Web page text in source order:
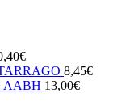
€
8,45€
ΛΑΒΗ 13,00€